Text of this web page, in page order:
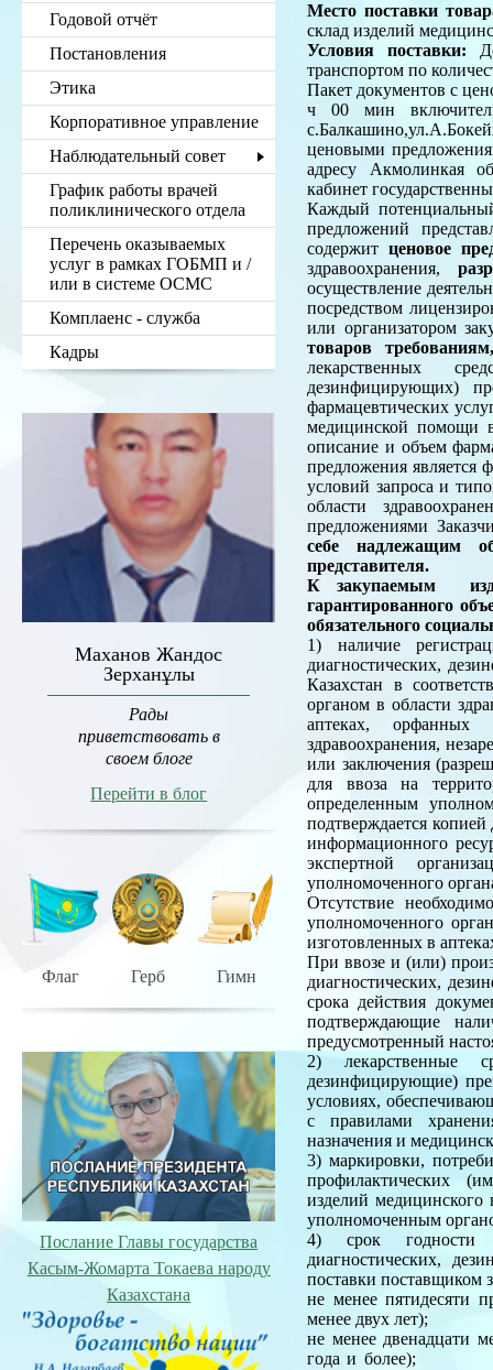
Годовой отчёт
Постановления
Этика
Корпоративное управление
Наблюдательный совет
График работы врачей
поликлинического отдела
Перечень оказываемых
услуг в рамках ГОБМП и /
или в системе ОСМС
Комплаенс - служба
Кадры
Маханов Жандос
Зерханұлы
Рады
приветствовать в
своем блоге
Перейти в блог
Флаг Герб Гимн
Послание Главы государства
Касым-Жомарта Токаева народу
Казахстана
Место поставки
склад изделий
Условия поставки:
транспортом по
Пакет документов с
ч 00 мин
ценовыми
адресу Акмолинкая
кабинет
Каждый
предложений
содержитценовое
здравоохранения,
осуществление
посредством
или организатором
товаров
лекарственных
дезинфицирующих)
фармацевтических
медицинской помощи в
описание и объем
предложения является
условий запроса и
области
предложениями
себе надлежащим
представителя.
К закупаемым
гарантированного
обязательного
1) наличие
диагностических,
Казахстан в
органом в области
аптеках, орфанных
здравоохранения,
или заключения
для ввоза на
определенным
подтверждается
информационного
экспертной
уполномоченного
Отсутствие
уполномоченного
изготовленных в
При ввозе и (или)
диагностических,
срока действия
подтверждающие
предусмотренный
2) лекарственные
дезинфицирующие)
условиях,
с правилами
назначения и
3) маркировки,
профилактических
изделий медицинского
уполномоченным
4) срок годности
диагностических,
поставки поставщиком
не менее пятидесяти
менее двух лет);
не менее двенадцати